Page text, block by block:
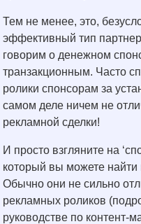
Тем не менее, это,
эффективный тип
говорим о денежном
транзакционным. Часто
ролики спонсорам за
самом деле ничем не
рекламной сделки!
И просто взгляните на
который вы можете найти
Обычно они не сильно
рекламных роликов
руководстве по контент-